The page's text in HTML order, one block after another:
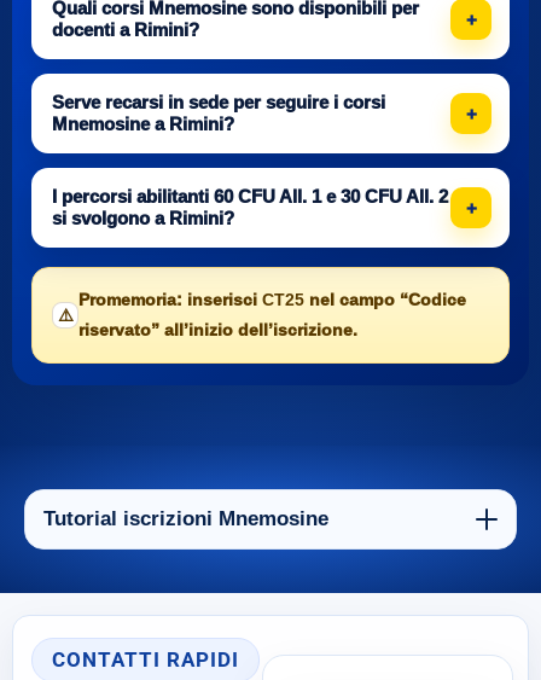
Quali corsi Mnemosine sono disponibili per
docenti a Rimini?
Serve recarsi in sede per seguire i corsi
Mnemosine a Rimini?
I percorsi abilitanti 60 CFU All. 1 e 30 CFU All. 2
si svolgono a Rimini?
⚠️
Promemoria: inserisci CT25 nel campo “Codice
riservato” all’inizio dell’iscrizione.
Tutorial iscrizioni Mnemosine
CONTATTI RAPIDI